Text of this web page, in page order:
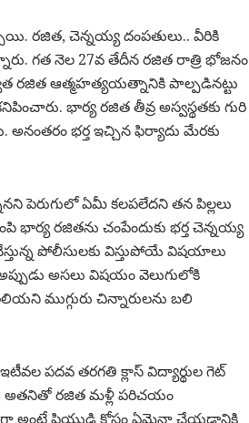
రజిత, చెన్నయ్య దంపతులు.. వీరికి
గత నెల 27వ తేదీన రజిత రాత్రి భోజనం
రజిత ఆత్మహత్యయత్నానికి పాల్పడినట్టు
భార్య రజిత తీవ్ర అస్వస్థతకు గురి
భర్త ఇచ్చిన ఫిర్యాదు మేరకు
పెరుగులో ఏమీ కలపలేదని తన పిల్లలు
భార్య రజితను చంపేందుకు భర్త చెన్నయ్య
పోలీసులకు విస్తుపోయే విషయాలు
అసలు విషయం వెలుగులోకి
ముగ్గురు చిన్నారులను బలి
పదవ తరగతి క్లాస్ విద్యార్థుల గెట్
అతనితో రజిత మళ్లీ పరిచయం
అంటే ప్రియుడి కోసం ఏమైనా చేయడానికి